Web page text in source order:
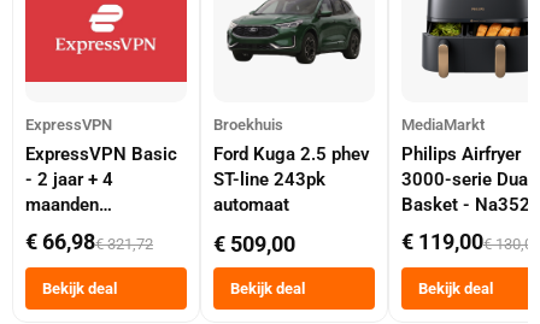
ExpressVPN
ExpressVPN Basic
- 2 jaar + 4
maanden
abonnement
€ 66,98€ 321,72
Bekijk deal
Broekhuis
Ford Kuga 2.5 phev
ST-line 243pk
automaat
€ 509,00
Bekijk deal
MediaMarkt
Philips Airfryer
3000-serie Dual
Basket -
Dubbele Mand 9
Tot 6 Personen
Heteluchtfriteuse
Zwart
€ 119,00€ 130,00
Bekijk deal